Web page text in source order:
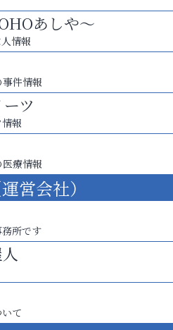
あしや～
情報
件情報
ツ
報
療情報
営会社）
所です
て